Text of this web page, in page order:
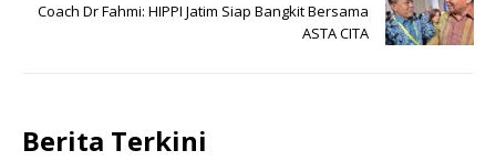
Coach Dr Fahmi: HIPPI Jatim Siap Bangkit Bersama
ASTA CITA
Berita Terkini